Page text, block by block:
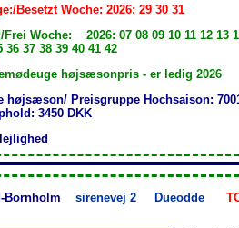
Besetzt Woche: 2026: 29 30 31
Woche: 2026: 07 08 09 10 11 12 13
36 37 38 39 40 41 42
højsæsonpris - er ledig 2026
højsæson/ Preisgruppe Hochsaison:
3450 DKK
Bornholm sirenevej 2 Dueodde